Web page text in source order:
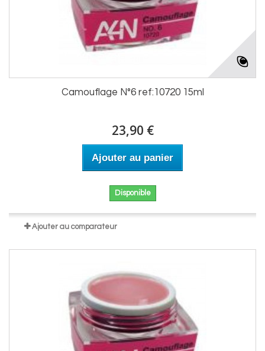
Camouflage N°6 ref:10720 15ml
23,90 €
Ajouter au panier
Disponible
Ajouter au comparateur